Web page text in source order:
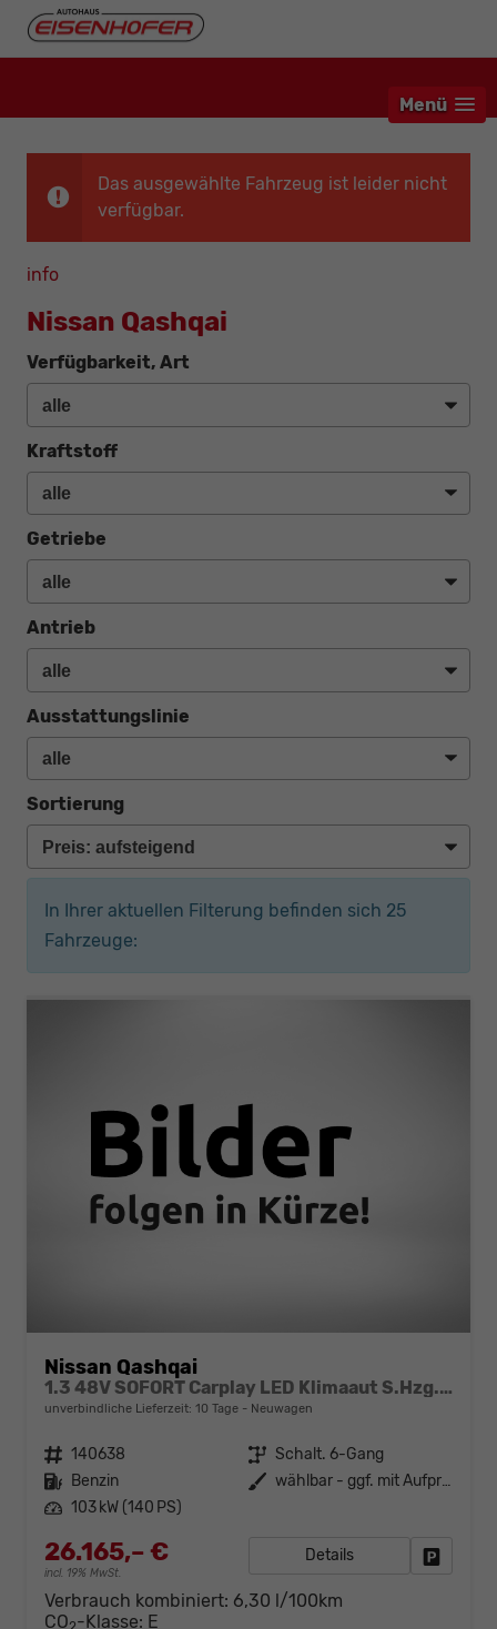
Menü
Das ausgewählte Fahrzeug ist leider nicht
verfügbar.
info
Nissan Qashqai
Verfügbarkeit, Art
Kraftstoff
Getriebe
Antrieb
Ausstattungslinie
Sortierung
In Ihrer aktuellen Filterung befinden sich 25
Fahrzeuge:
Nissan Qashqai
1.3 48V SOFORT Carplay LED Klimaaut S.Hzg. MJ25
unverbindliche Lieferzeit: 10 Tage Neuwagen
Fahrzeugnr. 140638 Getriebe Schalt. 6-Gang
Kraftstoff Benzin Außenfarbe
wählbar - ggf. mit Aufpreis
Leistung 103 kW (140 PS)
26.165,– €
incl. 19% MwSt.
Details
Verbrauch kombiniert: 6,30 l/100km
CO -Klasse: E